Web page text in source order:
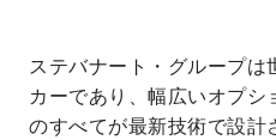
ステバナート・グループ
カーであり、幅広いオプ
のすべてが最新技術で設計